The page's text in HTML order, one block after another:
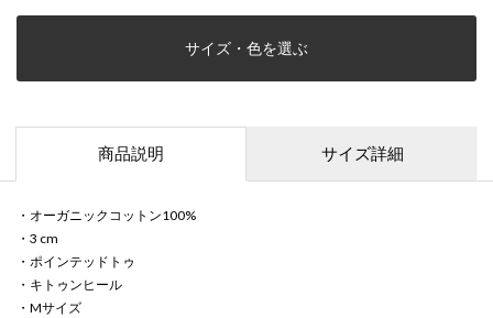
サイズ・色を選ぶ
商品説明 サイズ詳細
・オーガニックコットン100%
・3 cm
・ポインテッドトゥ
・キトゥンヒール
・Mサイズ